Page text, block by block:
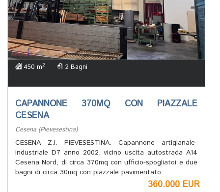
450 m2 2 Bagni
CAPANNONE 370MQ CON PIAZZALE
CESENA
Cesena (Pievesestina)
CESENA Z.I. PIEVESESTINA. Capannone artigianale-
industriale D7 anno 2002, vicino uscita autostrada A14
Cesena Nord, di circa 370mq con ufficio-spogliatoi e due
bagni di circa 30mq con piazzale pavimentato...
360.000 EUR